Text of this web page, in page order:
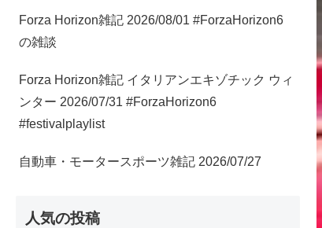
Forza Horizon雑記 2026/08/01 #ForzaHorizon6
の雑談
Forza Horizon雑記 イタリアンエキゾチック ウィ
ンター 2026/07/31 #ForzaHorizon6
#festivalplaylist
自動車・モータースポーツ雑記 2026/07/27
人気の投稿